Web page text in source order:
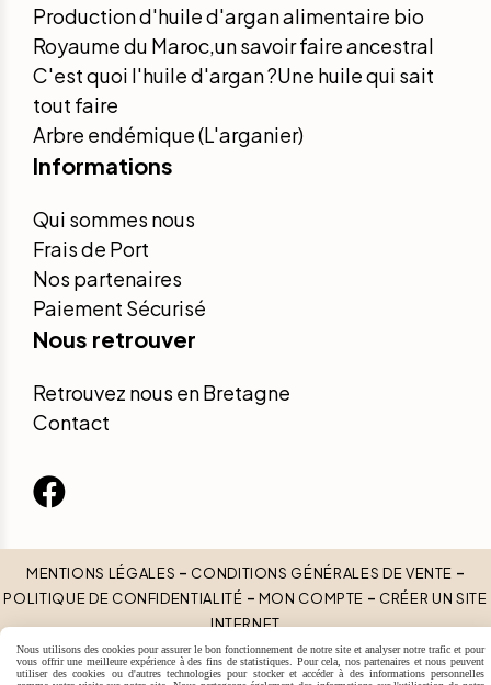
Production d'huile d'argan alimentaire bio
Royaume du Maroc,un savoir faire ancestral
C'est quoi l'huile d'argan ?Une huile qui sait
tout faire
Arbre endémique (L'arganier)
Informations
Qui sommes nous
Frais de Port
Nos partenaires
Paiement Sécurisé
Nous retrouver
Retrouvez nous en Bretagne
Contact

MENTIONS LÉGALES
CONDITIONS GÉNÉRALES DE VENTE
POLITIQUE DE CONFIDENTIALITÉ
MON COMPTE
CRÉER UN SITE
INTERNET
Nous utilisons des cookies pour assurer le bon fonctionnement de notre site et analyser notre trafic et pour
vous offrir une meilleure expérience à des fins de statistiques. Pour cela, nos partenaires et nous peuvent
utiliser des cookies ou d'autres technologies pour stocker et accéder à des informations personnelles